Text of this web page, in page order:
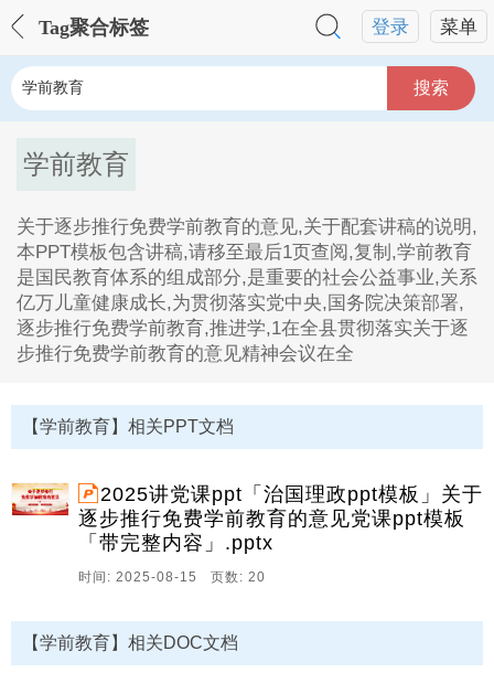
菜单
登录
Tag聚合标签
搜索
学前教育
关于逐步推行免费学前教育的意见,关于配套讲稿的说明,
本PPT模板包含讲稿,请移至最后1页查阅,复制,学前教育
是国民教育体系的组成部分,是重要的社会公益事业,关系
亿万儿童健康成长,为贯彻落实党中央,国务院决策部署,
逐步推行免费学前教育,推进学,1在全县贯彻落实关于逐
步推行免费学前教育的意见精神会议在全
1、关于逐步推行免费学前教育的意见,关于配套讲稿的
说明,本PPT模板包含讲稿,请移至最后1页查阅,复制,学前
教育是国民教育体系的组成部分,是重要的社会公益事业,
关系亿万儿童健康成长,为贯彻落实党中央,国务院决策部
署,逐步推行免费学前教育,推进学。
2、1在全县贯彻落实关于逐步推行免费学前教育的意见
精神会议在全县贯彻落实关于逐步推行免费学前教育的
议,主要任务是深入学习领会国务院办公厅关于逐步推行
免费学前教育的意见精神,结合我县实际,全面部署。
【学前教育】相关PPT文档
2025讲党课ppt「治国理政ppt模板」关于
逐步推行免费学前教育的意见党课ppt模板
「带完整内容」.pptx
时间: 2025-08-15 页数: 20
【学前教育】相关DOC文档